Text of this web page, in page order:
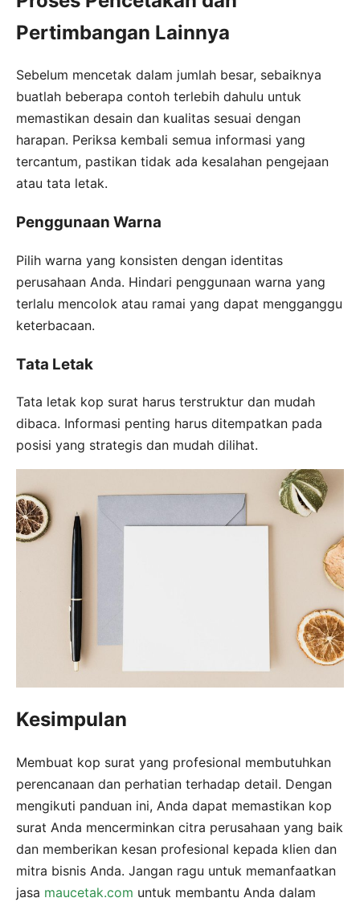
Pertimbangan Lainnya
Sebelum mencetak dalam jumlah besar, sebaiknya
buatlah beberapa contoh terlebih dahulu untuk
memastikan desain dan kualitas sesuai dengan
harapan. Periksa kembali semua informasi yang
tercantum, pastikan tidak ada kesalahan pengejaan
atau tata letak.
Penggunaan Warna
Pilih warna yang konsisten dengan identitas
perusahaan Anda. Hindari penggunaan warna yang
terlalu mencolok atau ramai yang dapat mengganggu
keterbacaan.
Tata Letak
Tata letak kop surat harus terstruktur dan mudah
dibaca. Informasi penting harus ditempatkan pada
posisi yang strategis dan mudah dilihat.
Kesimpulan
Membuat kop surat yang profesional membutuhkan
perencanaan dan perhatian terhadap detail. Dengan
mengikuti panduan ini, Anda dapat memastikan kop
surat Anda mencerminkan citra perusahaan yang baik
dan memberikan kesan profesional kepada klien dan
mitra bisnis Anda. Jangan ragu untuk memanfaatkan
jasa maucetak.com untuk membantu Anda dalam